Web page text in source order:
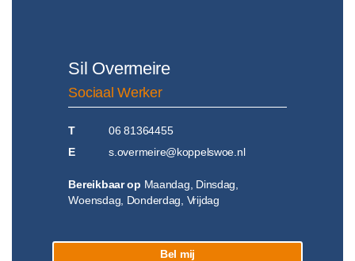
Sil Overmeire
Sociaal Werker
T
06 81364455
E
s.overmeire@koppelswoe.nl
Bereikbaar op Maandag, Dinsdag,
Woensdag, Donderdag, Vrijdag
Bel mij